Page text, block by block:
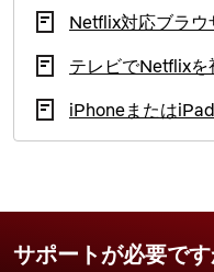
Netflix対応ブラ
テレビでNetflixを
iPhoneまたは
サポートが必要で